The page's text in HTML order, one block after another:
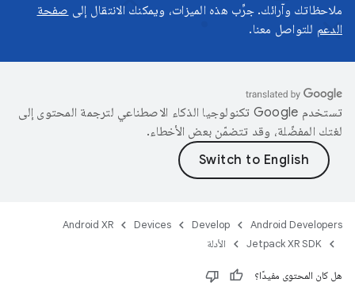
ملاحظاتك وآرائك. جرِّب هذه الميزات، ويمكنك الانتقال إلى صفحة
الدعم للتواصل معنا.
تستخدم Google تكنولوجيا الذكاء الاصطناعي لترجمة المحتوى إلى
لغتك المفضّلة، وقد تتضمّن بعض الأخطاء.
Android Developers
Develop
Devices
Android XR
Jetpack XR SDK
الأدلة
هل كان المحتوى مفيدًا؟